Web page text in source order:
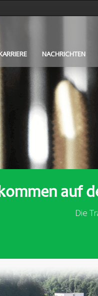
NACHRICHTEN
auf
Die